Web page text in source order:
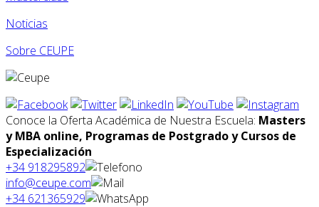
Noticias
Sobre CEUPE
Conoce la Oferta Académica de Nuestra Escuela: Masters
y MBA online, Programas de Postgrado y Cursos de
Especialización
+34 918295892
info@ceupe.com
+34 621365929